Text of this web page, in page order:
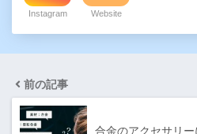
Instagram Website
前の記事
合金のアクセサリ